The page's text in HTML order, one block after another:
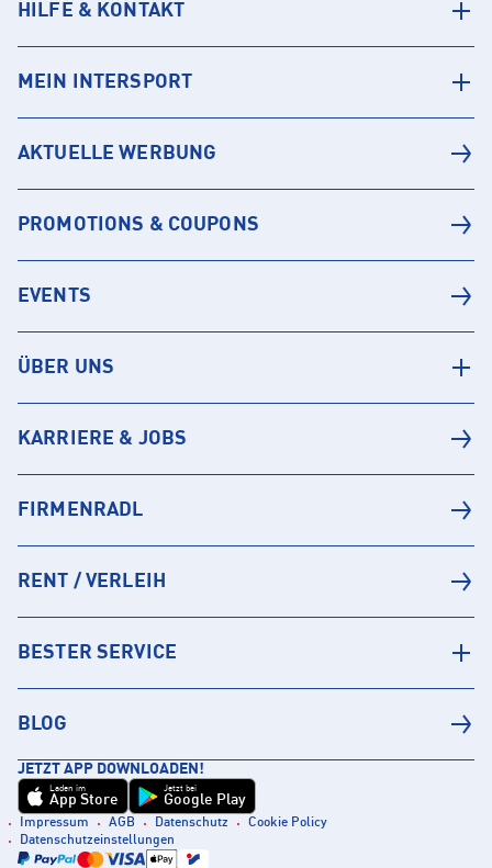
HILFE & KONTAKT
MEIN INTERSPORT
AKTUELLE WERBUNG
PROMOTIONS & COUPONS
EVENTS
ÜBER UNS
KARRIERE & JOBS
FIRMENRADL
RENT / VERLEIH
BESTER SERVICE
BLOG
JETZT APP DOWNLOADEN!
Laden im
App Store
Jetzt bei
Google Play
Impressum AGB Datenschutz
Cookie Policy
Datenschutzeinstellungen